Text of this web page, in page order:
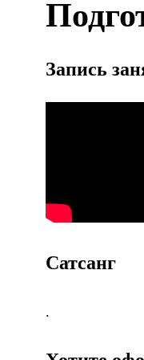
Запись
Сатсанг
.